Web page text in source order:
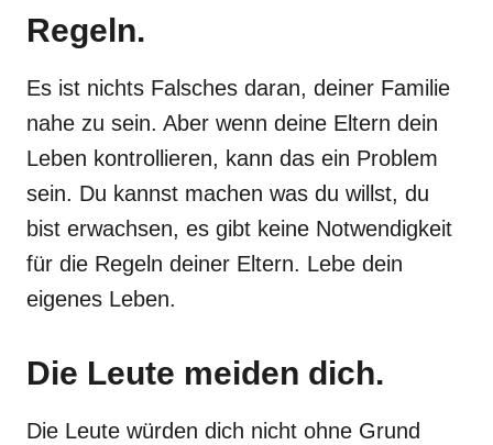
Regeln.
Es ist nichts Falsches daran, deiner Familie
nahe zu sein. Aber wenn deine Eltern dein
Leben kontrollieren, kann das ein Problem
sein. Du kannst machen was du willst, du
bist erwachsen, es gibt keine Notwendigkeit
für die Regeln deiner Eltern. Lebe dein
eigenes Leben.
Die Leute meiden dich.
Die Leute würden dich nicht ohne Grund